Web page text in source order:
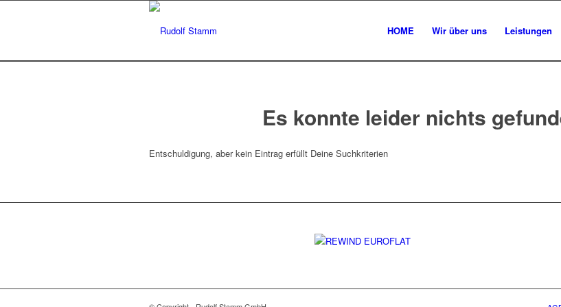
HOME Wir über uns Leistungen
Es konnte leider nichts
Entschuldigung, aber kein Eintrag erfüllt Deine Suchkriterien